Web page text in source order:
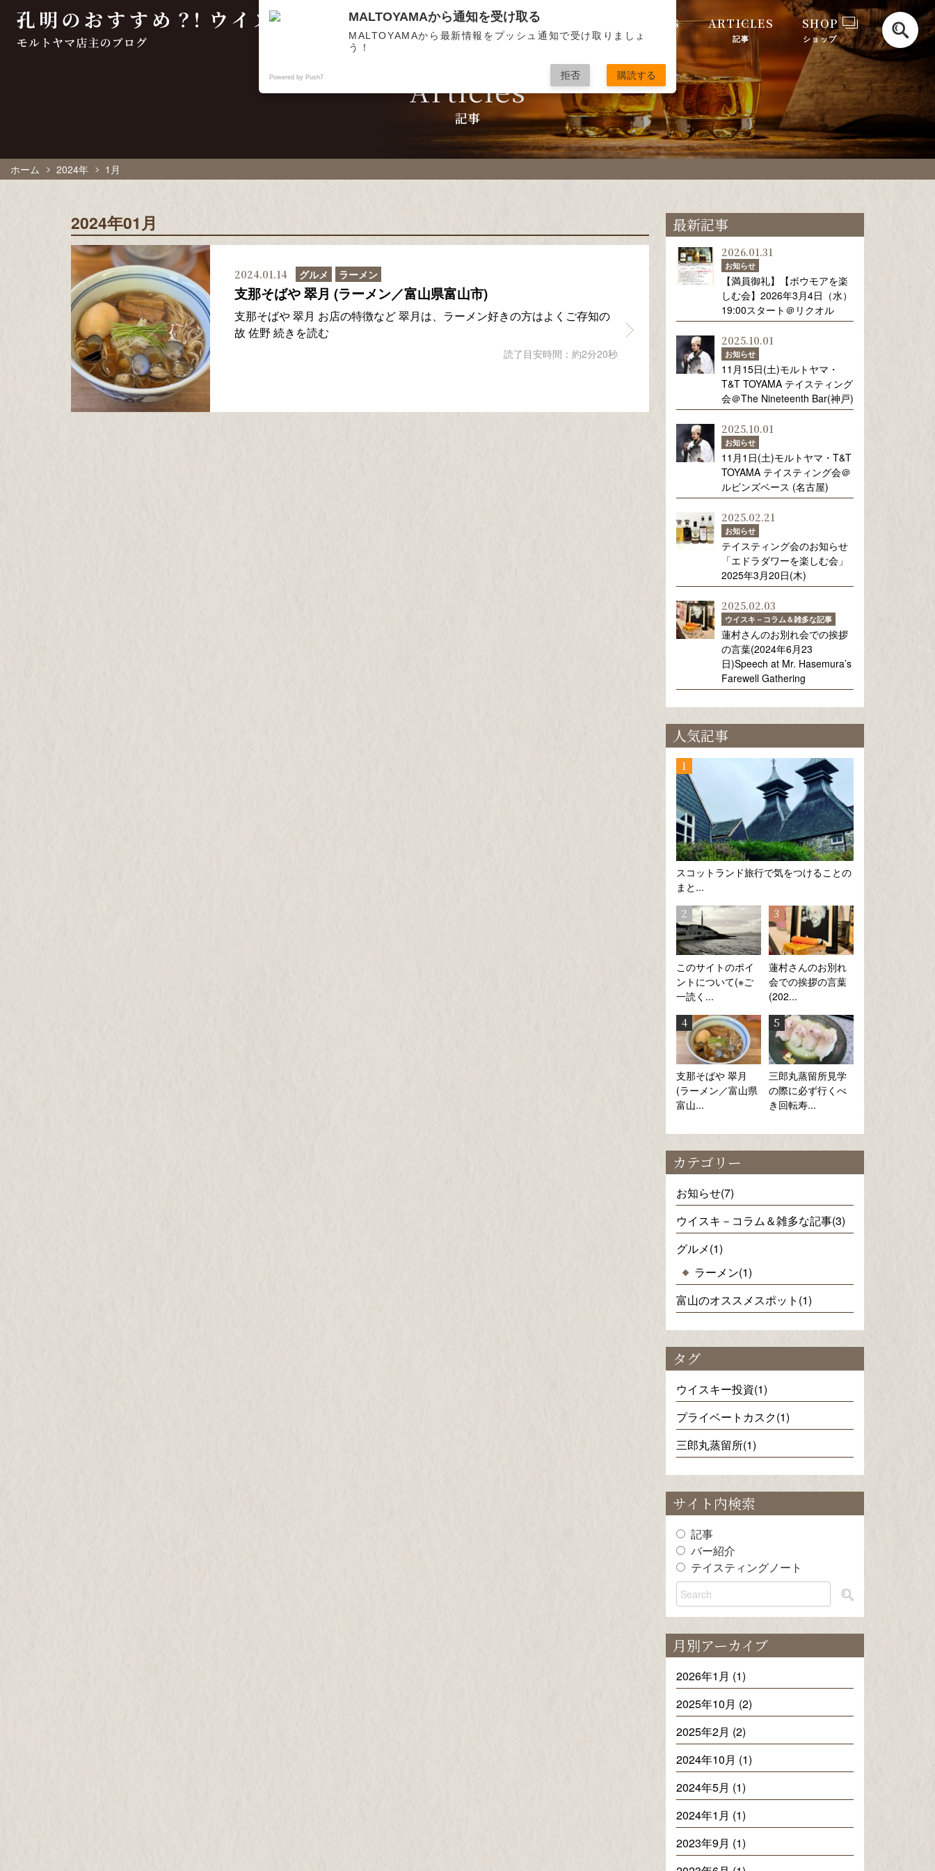
テイスティングノート
TASTING NOTES
記事
ARTICLES
ショップ
SHOP
Articles
記事
ホーム 2024年 1月
2024年01月
2024.01.14 グルメ ラーメン
支那そばや 翠月 (ラーメン／富山県富山市)
支那そばや 翠月 お店の特徴など 翠月は、ラーメン好きの方はよくご存知の
故 佐野 続きを読む
読了目安時間：約2分20秒
最新記事
2026.01.31
お知らせ
【満員御礼】【ボウモアを楽
しむ会】2026年3月4日（水）
19:00スタート＠リクオル
2025.10.01
お知らせ
11月15日(土)モルトヤマ・
T&T TOYAMA テイスティング
会＠The Nineteenth Bar(神戸)
2025.10.01
お知らせ
11月1日(土)モルトヤマ・T&T
TOYAMA テイスティング会＠
ルビンズベース (名古屋)
2025.02.21
お知らせ
テイスティング会のお知らせ
「エドラダワーを楽しむ会」
2025年3月20日(木)
2025.02.03
ウイスキ－コラム＆雑多な記事
蓮村さんのお別れ会での挨拶
の言葉(2024年6月23
日)Speech at Mr. Hasemura’s
Farewell Gathering
人気記事
スコットランド旅行で気をつけることの
まと...
このサイトのポイ
ントについて(※ご
一読く...
蓮村さんのお別れ
会での挨拶の言葉
(202...
支那そばや 翠月
(ラーメン／富山県
富山...
三郎丸蒸留所見学
の際に必ず行くべ
き回転寿...
カテゴリー
お知らせ(7)
ウイスキ－コラム＆雑多な記事(3)
グルメ(1)
ラーメン(1)
富山のオススメスポット(1)
タグ
ウイスキー投資(1)
プライベートカスク(1)
三郎丸蒸留所(1)
サイト内検索
記事
バー紹介
テイスティングノート
月別アーカイブ
2026年1月 (1)
2025年10月 (2)
2025年2月 (2)
2024年10月 (1)
2024年5月 (1)
2024年1月 (1)
2023年9月 (1)
MALTOYAMAから通知を受け取る
MALTOYAMAから最新情報をプッシュ通知で受け取りましょ
う！
Powered by Push7 拒否 購読する